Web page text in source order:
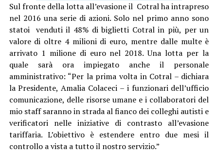
Sul fronte della lotta all’evasione il Cotral ha intrapreso
nel 2016 una serie di azioni. Solo nel primo anno sono
statoi venduti il 48% di biglietti Cotral in più, per un
valore di oltre 4 milioni di euro, mentre dalle multe è
arrivato 1 milione di euro nel 2018. Una lotta per la
quale sarà ora impiegato anche il personale
amministrativo: “Per la prima volta in Cotral – dichiara
la Presidente, Amalia Colaceci – i funzionari dell’ufficio
comunicazione, delle risorse umane e i collaboratori del
mio staff saranno in strada al fianco dei colleghi autisti e
verificatori nelle iniziative di contrasto all’evasione
tariffaria. L’obiettivo è estendere entro due mesi il
controllo a vista a tutto il nostro servizio.”